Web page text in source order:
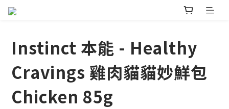
Instinct 本能 - Healthy
Cravings 雞肉貓貓妙鮮包
Chicken 85g